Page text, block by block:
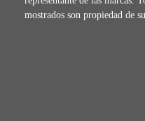
mostrados son propiedad de